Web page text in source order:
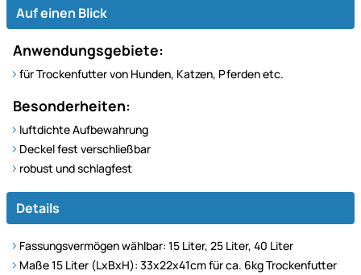
Auf einen Blick
Anwendungsgebiete:
für Trockenfutter von Hunden, Katzen, Pferden etc.
Besonderheiten:
luftdichte Aufbewahrung
Deckel fest verschließbar
robust und schlagfest
Details
Fassungsvermögen wählbar: 15 Liter, 25 Liter, 40 Liter
Maße 15 Liter (LxBxH): 33x22x41cm für ca. 6kg Trockenfutter